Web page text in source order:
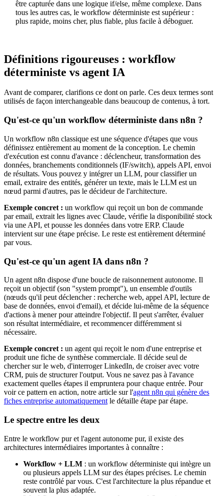
être capturée dans une logique if/else, même complexe. Dans
tous les autres cas, le workflow déterministe est supérieur :
plus rapide, moins cher, plus fiable, plus facile à déboguer.
Définitions rigoureuses : workflow
déterministe vs agent IA
Avant de comparer, clarifions ce dont on parle. Ces deux termes sont
utilisés de façon interchangeable dans beaucoup de contenus, à tort.
Qu'est-ce qu'un workflow déterministe dans n8n ?
Un workflow n8n classique est une séquence d'étapes que vous
définissez entièrement au moment de la conception. Le chemin
d'exécution est connu d'avance : déclencheur, transformation des
données, branchements conditionnels (IF/switch), appels API, envoi
de résultats. Vous pouvez y intégrer un LLM, pour classifier un
email, extraire des entités, générer un texte, mais le LLM est un
nœud parmi d'autres, pas le décideur de l'architecture.
Exemple concret : un workflow qui reçoit un bon de commande
par email, extrait les lignes avec Claude, vérifie la disponibilité stock
via une API, et pousse les données dans votre ERP. Claude
intervient sur une étape précise. Le reste est entièrement déterminé
par vous.
Qu'est-ce qu'un agent IA dans n8n ?
Un agent n8n dispose d'une boucle de raisonnement autonome. Il
reçoit un objectif (son "system prompt"), un ensemble d'outils
(nœuds qu'il peut déclencher : recherche web, appel API, lecture de
base de données, envoi d'email), et décide lui-même de la séquence
d'actions à mener pour atteindre l'objectif. Il peut s'arrêter, évaluer
son résultat intermédiaire, et recommencer différemment si
nécessaire.
Exemple concret : un agent qui reçoit le nom d'une entreprise et
produit une fiche de synthèse commerciale. Il décide seul de
chercher sur le web, d'interroger LinkedIn, de croiser avec votre
CRM, puis de structurer l'output. Vous ne savez pas à l'avance
exactement quelles étapes il empruntera pour chaque entrée. Pour
voir ce pattern en action, notre article sur l'agent n8n qui génère des
fiches entreprise automatiquement le détaille étape par étape.
Le spectre entre les deux
Entre le workflow pur et l'agent autonome pur, il existe des
architectures intermédiaires importantes à connaître :
Workflow + LLM : un workflow déterministe qui intègre un
ou plusieurs appels LLM sur des étapes précises. Le chemin
reste contrôlé par vous. C'est l'architecture la plus répandue et
souvent la plus adaptée.